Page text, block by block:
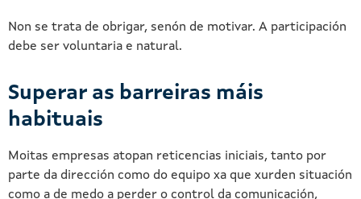
Non se trata de obrigar, senón de motivar. A participación
debe ser voluntaria e natural.
Superar as barreiras máis
habituais
Moitas empresas atopan reticencias iniciais, tanto por
parte da dirección como do equipo xa que xurden situación
como a de medo a perder o control da comunicación,